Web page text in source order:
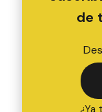
de
¿Ya